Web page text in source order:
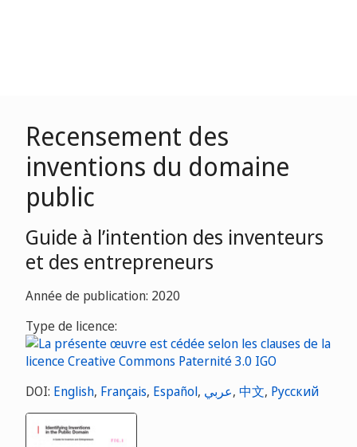
Recensement des
inventions du domaine
public
Guide à l’intention des inventeurs
et des entrepreneurs
Année de publication: 2020
Type de licence:
DOI: English, Français, Español, عربي, 中文, Русский